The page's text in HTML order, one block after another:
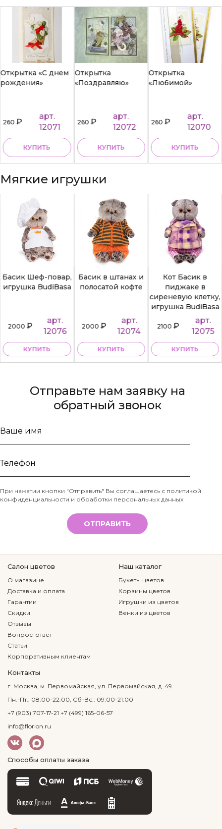
Открытка «С днем
рождения»
260₽
арт.
12071
КУПИТЬ
Открытка
«Поздравляю»
260₽
арт.
12072
КУПИТЬ
Открытка
«Любимой»
260₽
арт.
12070
КУПИТЬ
Мягкие игрушки
Басик Шеф-повар,
игрушка BudiBasa
2000₽
арт.
12076
КУПИТЬ
Басик в штанах и
полосатой кофте
2000₽
арт.
12074
КУПИТЬ
Кот Басик в
пиджаке в
сиреневую клетку,
игрушка BudiBasa
2100₽
арт.
12075
КУПИТЬ
Отправьте нам заявку на
обратный звонок
Ваше
Телефон
*
При нажатии кнопки "Отправить" Вы соглашаетесь с политикой
конфиденциальности и обработки персональных данных
ОТПРАВИТЬ
Салон цветов
О магазине
Доставка и оплата
Гарантии
Скидки
Отзывы
Вопрос-ответ
Статьи
Корпоративным клиентам
Наш каталог
Букеты цветов
Корзины цветов
Игрушки из цветов
Венки из цветов
Контакты
г. Москва, м. Первомайская, ул. Первомайская, д. 49
Пн.-Пт.: 08:00-22:00, Сб-Вс.: 09:00-21:00
+7 (903) 707-17-21 +7 (499) 165-06-57
info@florion.ru
Способы оплаты заказа